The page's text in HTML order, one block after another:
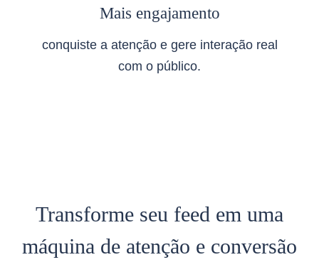
Mais engajamento
conquiste a atenção e gere interação real
com o público.
Transforme seu feed em uma
máquina de atenção e conversão